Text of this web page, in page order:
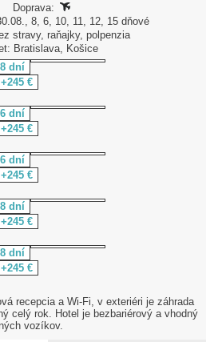
Doprava:
8, 6, 10, 11, 12, 15 dňové
stravy, raňajky, polpenzia
Bratislava, Košice
8 dní
+245 €
6 dní
+245 €
6 dní
+245 €
8 dní
+245 €
8 dní
+245 €
recepcia a Wi-Fi, v exteriéri je záhrada
celý rok. Hotel je bezbariérový a vhodný
vozíkov.